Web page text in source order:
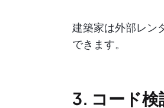
建築家は外部レン
できます。
3. コード